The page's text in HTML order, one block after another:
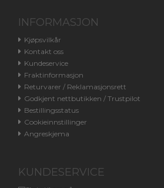
INFORMASJON
Kjøpsvilkår
Kontakt oss
Kundeservice
Fraktinformasjon
Returvarer / Reklamasjonsrett
Godkjent nettbutikken / Trustpilot
Bestillingsstatus
Cookieinnstillinger
Angreskjema
KUNDESERVICE